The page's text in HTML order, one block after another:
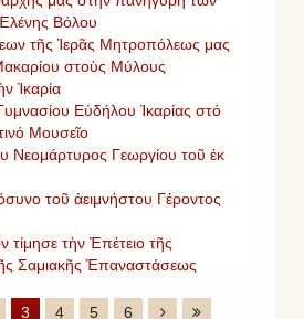
Βόλου
τῆς Ἱερᾶς Μητροπόλεως μας
στοὺς Μύλους
Ἰκαρία
Εὐδήλου Ἰκαρίας στό
Μουσεῖο
Νεομάρτυρος Γεωργίου τοῦ ἐκ
τοῦ ἀειμνήστου Γέροντος
τὴν Ἐπέτειο τῆς
Σαμιακῆς Ἐπαναστάσεως
3 4 5 6